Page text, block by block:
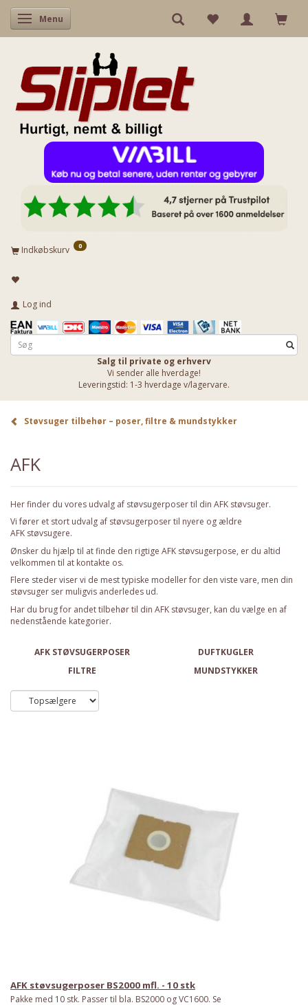
Skifte navigation
Menu
Indkøbskurv 0
Log ind
Salg til private og erhverv
Vi sender alle hverdage!
Leveringstid: 1-3 hverdage v/lagervare.
Støvsuger tilbehør – poser, filtre & mundstykker
AFK
Her finder du vores udvalg af støvsugerposer til din AFK støvsuger.
Vi fører et stort udvalg af støvsugerposer til nyere og ældre
AFK støvsugere.
Ønsker du hjælp til at finde den rigtige AFK støvsugerpose, er du altid
velkommen til at kontakte os.
Flere steder viser vi de mest typiske modeller for den viste vare, men din
støvsuger ser muligvis anderledes ud.
Har du brug for andet tilbehør til din AFK støvsuger, kan du vælge en af
nedenstående kategorier.
AFK STØVSUGERPOSER
DUFTKUGLER
FILTRE
MUNDSTYKKER
AFK støvsugerposer BS2000 mfl. - 10 stk
Pakke med 10 stk. Passer til bla. BS2000 og VC1600. Se